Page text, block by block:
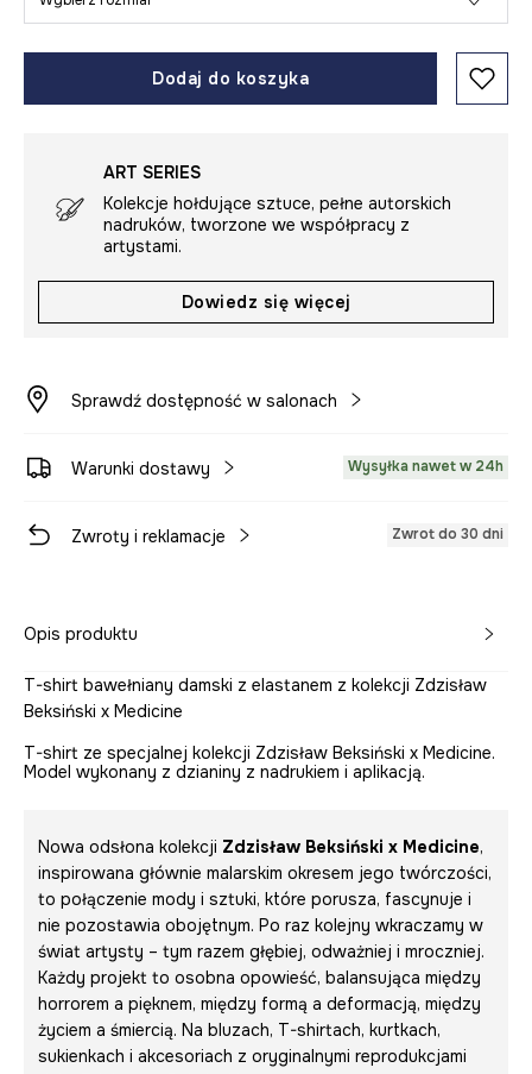
Dodaj do koszyka
ART SERIES
Kolekcje hołdujące sztuce, pełne autorskich
nadruków, tworzone we współpracy z
artystami.
Dowiedz się więcej
Sprawdź dostępność w salonach
Warunki dostawy Wysyłka nawet w 24h
Zwroty i reklamacje Zwrot do 30 dni
Opis produktu
T-shirt bawełniany damski z elastanem z kolekcji Zdzisław
Beksiński x Medicine
T-shirt ze specjalnej kolekcji Zdzisław Beksiński x Medicine.
Model wykonany z dzianiny z nadrukiem i aplikacją.
Nowa odsłona kolekcji Zdzisław Beksiński x Medicine,
inspirowana głównie malarskim okresem jego twórczości,
to połączenie mody i sztuki, które porusza, fascynuje i
nie pozostawia obojętnym. Po raz kolejny wkraczamy w
świat artysty – tym razem głębiej, odważniej i mroczniej.
Każdy projekt to osobna opowieść, balansująca między
horrorem a pięknem, między formą a deformacją, między
życiem a śmiercią. Na bluzach, T-shirtach, kurtkach,
sukienkach i akcesoriach z oryginalnymi reprodukcjami